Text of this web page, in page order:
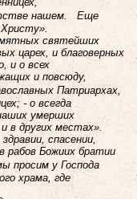
нашем. Еще
святейших
царех, и благоверных
и о всех
и повсюду,
Патриархах,
- о всегда
умерших
в других местах».
спасении,
рабов Божиих братии
просим у Господа
храма, где